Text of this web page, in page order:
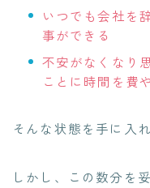
いつでも会社を
事ができる
不安がなくなり
ことに時間を費
そんな状態を手に入
しかし、この数分を